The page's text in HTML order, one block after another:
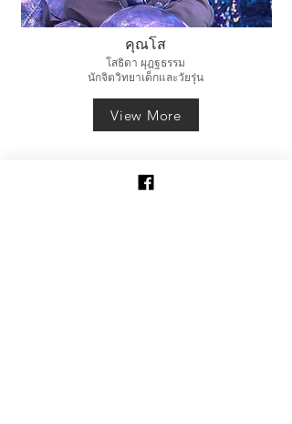
คุณโส
โสธิดา ผุฎฐธรรม
นักจิตวิทยาเด็กและวัยรุ่น
View More